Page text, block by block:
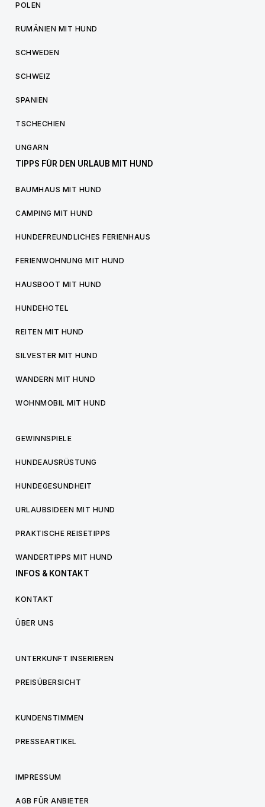
POLEN
RUMÄNIEN MIT HUND
SCHWEDEN
SCHWEIZ
SPANIEN
TSCHECHIEN
UNGARN
TIPPS FÜR DEN URLAUB MIT HUND
BAUMHAUS MIT HUND
CAMPING MIT HUND
HUNDEFREUNDLICHES FERIENHAUS
FERIENWOHNUNG MIT HUND
HAUSBOOT MIT HUND
HUNDEHOTEL
REITEN MIT HUND
SILVESTER MIT HUND
WANDERN MIT HUND
WOHNMOBIL MIT HUND
GEWINNSPIELE
HUNDEAUSRÜSTUNG
HUNDEGESUNDHEIT
URLAUBSIDEEN MIT HUND
PRAKTISCHE REISETIPPS
WANDERTIPPS MIT HUND
INFOS & KONTAKT
KONTAKT
ÜBER UNS
UNTERKUNFT INSERIEREN
PREISÜBERSICHT
KUNDENSTIMMEN
PRESSEARTIKEL
IMPRESSUM
AGB FÜR ANBIETER